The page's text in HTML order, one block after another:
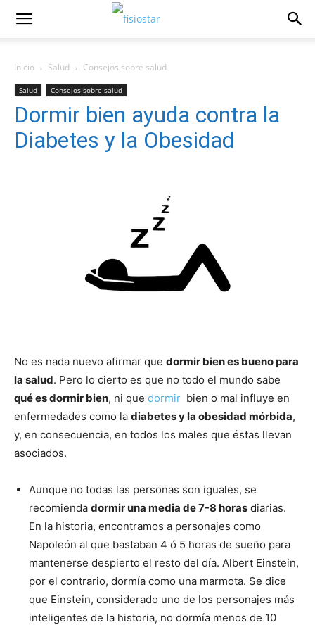
Inicio Salud Consejos sobre salud
Salud Consejos sobre salud
Dormir bien ayuda contra la
Diabetes y la Obesidad
No es nada nuevo afirmar que dormir bien es bueno para
la salud. Pero lo cierto es que no todo el mundo sabe
qué es dormir bien, ni que dormir bien o mal influye en
enfermedades como la diabetes y la obesidad mórbida,
y, en consecuencia, en todos los males que éstas llevan
asociados.
Aunque no todas las personas son iguales, se
recomienda dormir una media de 7-8 horas diarias.
En la historia, encontramos a personajes como
Napoleón al que bastaban 4 ó 5 horas de sueño para
mantenerse despierto el resto del dí­a. Albert Einstein,
por el contrario, dormía como una marmota. Se dice
que Einstein, considerado uno de los personajes más
inteligentes de la historia, no dormí­a menos de 10